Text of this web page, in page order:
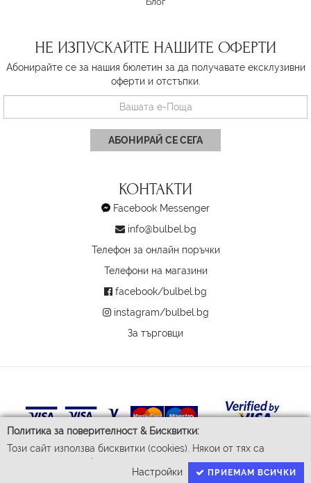
Политика за поверителност & Бисквитки:
Този сайт използва бисквитки (cookies). Някои от тях са
задължителни за функционирането му, докато други ни
помагат да подобрим Вашето преживяване. За да доставим
Настройки ПРИЕМАМ ВСИЧКИ
НЕ ИЗПУСКАЙТЕ НАШИТЕ ОФЕРТИ
Абонирайте се за нашия бюлетин за да получавате ексклузивни
оферти и отстъпки.
АБОНИРАЙ СЕ СЕГА
КОНТАКТИ
Facebook Messenger
info@bulbel.bg
Телефон за онлайн поръчки
Телефони на магазини
facebook/bulbel.bg
instagram/bulbel.bg
За търговци
© 2026 Бул-Бел ЕООД